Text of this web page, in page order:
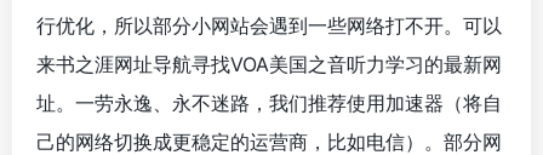
行优化，所以部分小网站会遇到一些网络打不开。可以
来书之涯网址导航寻找VOA美国之音听力学习的最新网
址。一劳永逸、永不迷路，我们推荐使用加速器（将自
己的网络切换成更稳定的运营商，比如电信）。部分网